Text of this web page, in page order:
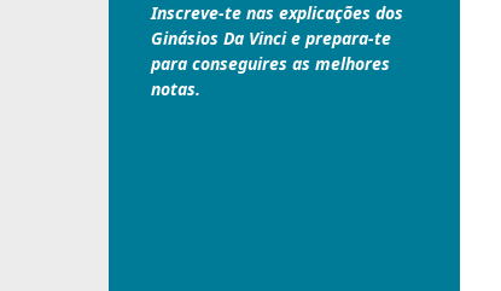
Inscreve-te nas explicações dos
Ginásios Da Vinci e prepara-te
para conseguires as melhores
notas.